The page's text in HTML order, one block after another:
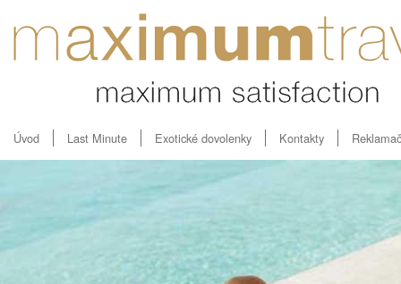
Úvod Last Minute Exotické dovolenky Kontakty